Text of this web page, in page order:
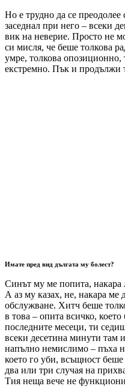
Но е трудно да се
заседнал при него – всеки
вик на неверие. Просто не
си мисля, че беше толкова
умре, толкова опозиционно,
екстремно. Пък и продължи
Имате пред вид дългата му болест?
Синът му ме попита, накара
А аз му казах, не, накара ме
обслужване. Хитч беше
в това – опита всичко,
последните месеци, ти
всеки десетина минути там
напълно немислимо – пъха
което го уби, всъщност
два или три случая на
Тия неща вече не